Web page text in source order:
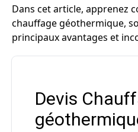
Dans cet article, apprenez
chauffage géothermique,
principaux avantages et
Devis